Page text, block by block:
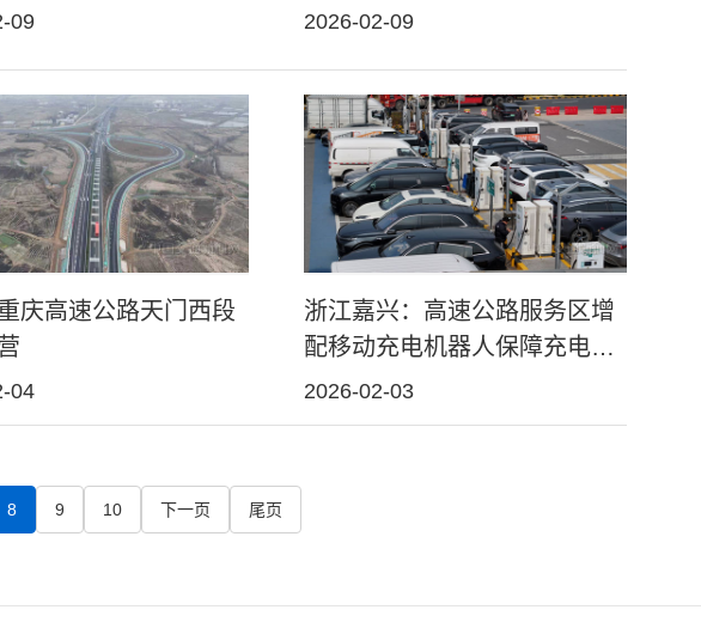
09 2026-02-09
庆高速公路天门西段
04
浙江嘉兴：高速公路服务区增
配移动充电机器人保障充电需
求
2026-02-03
8 9 10 下一页 尾页